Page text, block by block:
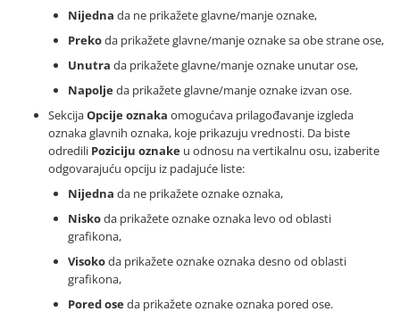
Nijedna da ne prikažete glavne/manje oznake,
Prekoda prikažete glavne/manje oznake sa obe strane ose,
Unutra da prikažete glavne/manje oznake unutar ose,
Napoljeda prikažete glavne/manje oznake izvan ose.
SekcijaOpcije oznaka omogućava prilagođavanje izgleda
oznaka glavnih oznaka, koje prikazuju vrednosti. Da biste
odredili Poziciju oznake u odnosu na vertikalnu osu, izaberite
odgovarajuću opciju iz padajuće liste:
Nijedna da ne prikažete oznake oznaka,
Niskoda prikažete oznake oznaka levo od oblasti
grafikona,
Visokoda prikažete oznake oznaka desno od oblasti
grafikona,
Pored oseda prikažete oznake oznaka pored ose.